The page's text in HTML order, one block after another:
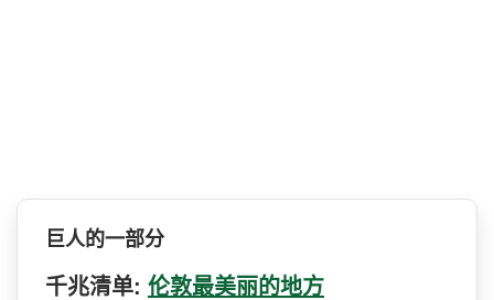
巨人的一部分
千兆清单: 伦敦最美丽的地方